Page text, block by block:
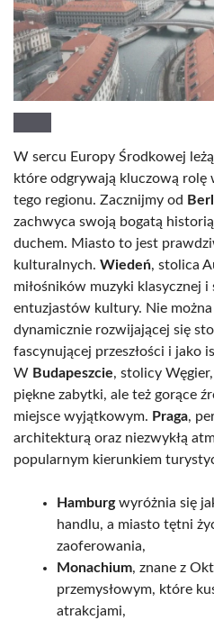
W sercu Europy Środkowej
które odgrywają kluczową rolę
tego regionu. Zacznijmy od
zachwyca swoją bogatą
duchem. Miasto to jest
kulturalnych. Wiedeń, stolica
miłośników muzyki klasycznej i
entuzjastów kultury. Nie
dynamicznie rozwijającej się
fascynującej przeszłości i jako
W Budapeszcie, stolicy
piękne zabytki, ale też gorące
miejsce wyjątkowym. Praga,
architekturą oraz niezwykłą
popularnym kierunkiem
Hamburgwyróżnia się
handlu, a miasto tętni
zaoferowania,
Monachium, znane z
przemysłowym, które
atrakcjami,